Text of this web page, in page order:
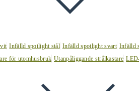
Infälld spotlight stål Infälld spotlight svart Infälld
för utomhusbruk Utanpåliggande strålkastare